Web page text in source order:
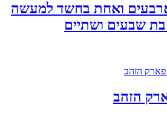
ואחת בחשד למעשה
שבעים ושתיים
הזהב